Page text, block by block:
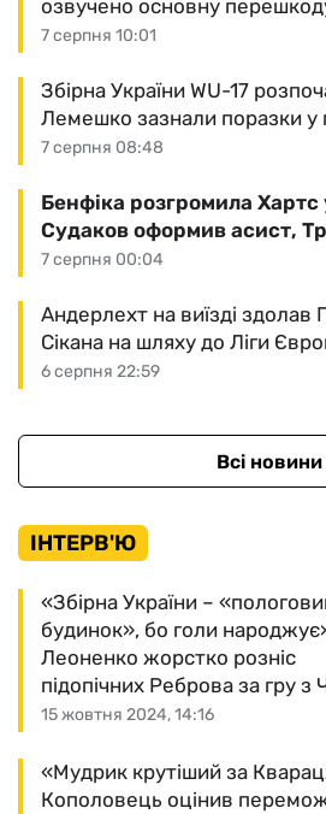
7 серпня 10:01
озвучено основну
7 серпня 08:48
Збірна України WU-17
Лемешко зазнали поразки у
7 серпня 00:04
Бенфіка розгромила Хартс
Судаков оформив асист,
6 серпня 22:59
Андерлехт на виїзді
Сікана на шляху до Ліги
Всі новини
ІНТЕРВ'Ю
15 жовтня 2024, 14:16
«Збірна України –
будинок», бо голи
Леоненко жорстко розніс
підопічних Реброва за гру з
«Мудрик крутіший за
Кополовець оцінив